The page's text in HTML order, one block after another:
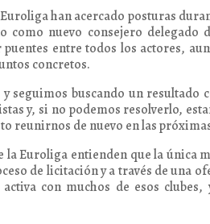
han acercado posturas
como nuevo consejero delegado
entre todos los actores,
concretos.
seguimos buscando un resultado
y, si no podemos resolverlo,
reunirnos de nuevo en las
la Euroliga entienden que la única
de licitación y a través de una
con muchos de esos